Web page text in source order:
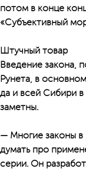
потом в конце
«Субъективный
Штучный товар
Введение закона,
Рунета, в
да и всей Сибири
заметны.
— Многие законы
думать про
серии. Он